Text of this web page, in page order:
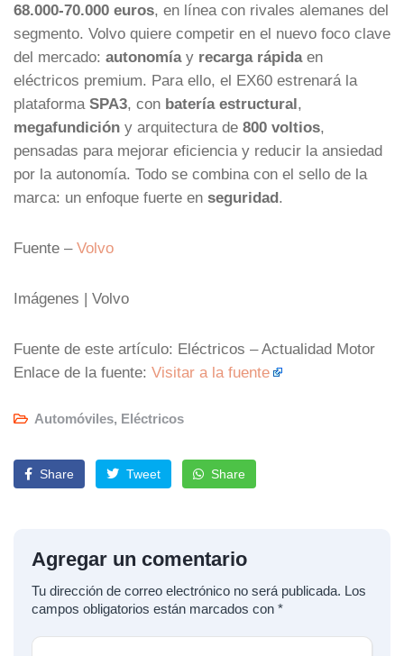
68.000-70.000 euros, en línea con rivales alemanes del
segmento. Volvo quiere competir en el nuevo foco clave
del mercado: autonomíay recarga rápidaen
eléctricos premium. Para ello, el EX60 estrenará la
plataforma SPA3, con batería estructural,
megafundición y arquitectura de 800 voltios,
pensadas para mejorar eficiencia y reducir la ansiedad
por la autonomía. Todo se combina con el sello de la
marca: un enfoque fuerte en seguridad.
Fuente – Volvo
Imágenes | Volvo
Fuente de este artículo: Eléctricos – Actualidad Motor
Enlace de la fuente: Visitar a la fuente
Automóviles, Eléctricos
Share Tweet Share
Agregar un comentario
Tu dirección de correo electrónico no será publicada. Los
campos obligatorios están marcados con *